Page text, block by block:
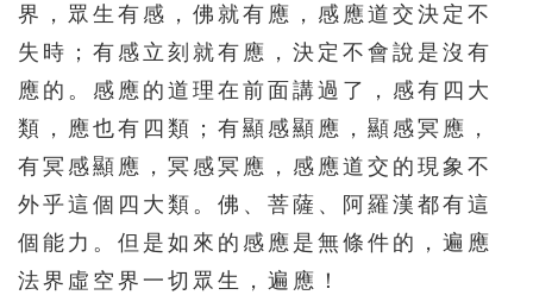
界，眾生有感，佛就有應，感應道交決定不
失時；有感立刻就有應，決定不會說是沒有
應的。感應的道理在前面講過了，感有四大
類，應也有四類；有顯感顯應，顯感冥應，
有冥感顯應，冥感冥應，感應道交的現象不
外乎這個四大類。佛、菩薩、阿羅漢都有這
個能力。但是如來的感應是無條件的，遍應
法界虛空界一切眾生，遍應！